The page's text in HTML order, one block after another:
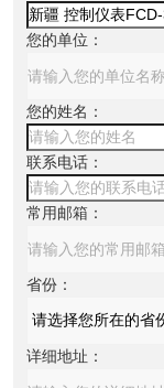
您的单位：
您的姓名：
联系电话：
常用邮箱：
省份：
详细地址：